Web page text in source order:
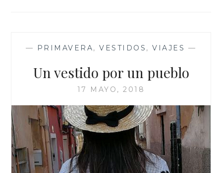
— PRIMAVERA,VESTIDOS ,VIAJES —
Un vestido por un pueblo
17 MAYO, 2018